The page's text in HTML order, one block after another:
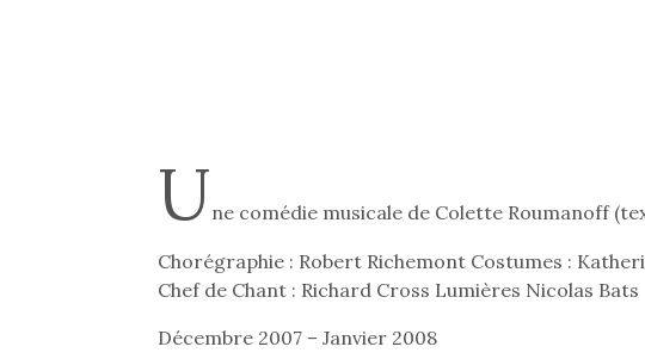
Une comédie musicale de Colette Roumanoff
Chorégraphie : Robert Richemont Costumes :
Chef de Chant : Richard Cross Lumières Nicolas Bats
Décembre 2007 – Janvier 2008